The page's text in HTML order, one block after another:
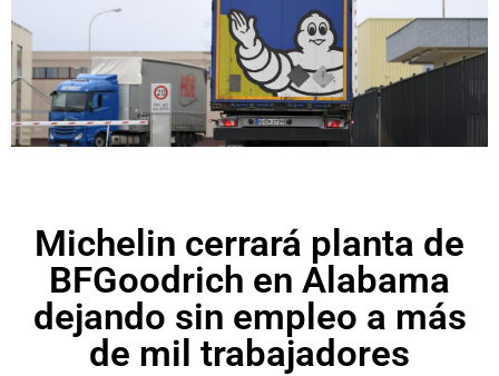
Michelin cerrará planta de
BFGoodrich en Alabama
dejando sin empleo a más
de mil trabajadores